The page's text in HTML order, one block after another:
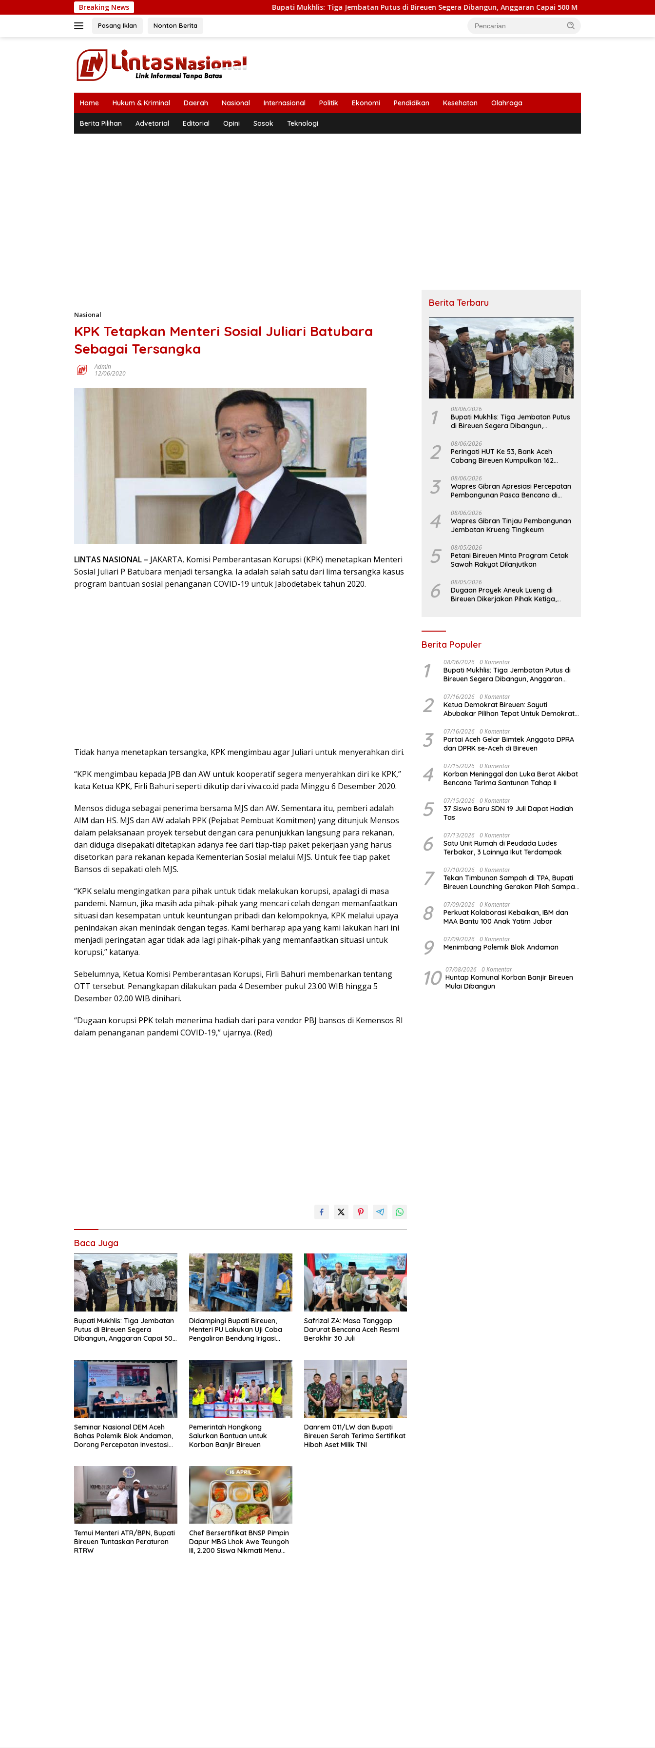
ke
Breaking News Bupati Mukhlis: Tiga Jembatan Putus di Bireuen Segera Dibangun, Anggaran Capai 500 M Peringati HUT Ke 53, Bank
Pasang Iklan Nonton Berita
Home Hukum & Kriminal Daerah Nasional Internasional Politik Ekonomi Pendidikan Kesehatan Olahraga
Berita Pilihan Advetorial Editorial Opini Sosok Teknologi
Nasional
KPK Tetapkan Menteri Sosial Juliari Batubara
Sebagai Tersangka
Admin
12/06/2020
LINTAS NASIONAL – JAKARTA, Komisi Pemberantasan Korupsi (KPK) menetapkan Menteri
Sosial Juliari P Batubara menjadi tersangka. Ia adalah salah satu dari lima tersangka kasus
program bantuan sosial penanganan COVID-19 untuk Jabodetabek tahun 2020.
Tidak hanya menetapkan tersangka, KPK mengimbau agar Juliari untuk menyerahkan diri.
“KPK mengimbau kepada JPB dan AW untuk kooperatif segera menyerahkan diri ke KPK,”
kata Ketua KPK, Firli Bahuri seperti dikutip dari viva.co.id pada Minggu 6 Desember 2020.
Mensos diduga sebagai penerima bersama MJS dan AW. Sementara itu, pemberi adalah
AIM dan HS. MJS dan AW adalah PPK (Pejabat Pembuat Komitmen) yang ditunjuk Mensos
dalam pelaksanaan proyek tersebut dengan cara penunjukkan langsung para rekanan,
dan diduga disepakati ditetapkan adanya fee dari tiap-tiap paket pekerjaan yang harus
disetorkan para rekanan kepada Kementerian Sosial melalui MJS. Untuk fee tiap paket
Bansos di sepakati oleh MJS.
“KPK selalu mengingatkan para pihak untuk tidak melakukan korupsi, apalagi di masa
pandemi. Namun, jika masih ada pihak-pihak yang mencari celah dengan memanfaatkan
situasi dan kesempatan untuk keuntungan pribadi dan kelompoknya, KPK melalui upaya
penindakan akan menindak dengan tegas. Kami berharap apa yang kami lakukan hari ini
menjadi peringatan agar tidak ada lagi pihak-pihak yang memanfaatkan situasi untuk
korupsi,” katanya.
Sebelumnya, Ketua Komisi Pemberantasan Korupsi, Firli Bahuri membenarkan tentang
OTT tersebut. Penangkapan dilakukan pada 4 Desember pukul 23.00 WIB hingga 5
Desember 02.00 WIB dinihari.
“Dugaan korupsi PPK telah menerima hadiah dari para vendor PBJ bansos di Kemensos RI
dalam penanganan pandemi COVID-19,” ujarnya. (Red)
Baca Juga
Bupati Mukhlis: Tiga Jembatan
Putus di Bireuen Segera
Dibangun, Anggaran Capai 500
Didampingi Bupati Bireuen,
Menteri PU Lakukan Uji Coba
Pengaliran Bendung Irigasi
Safrizal ZA: Masa Tanggap
Darurat Bencana Aceh Resmi
Berakhir 30 Juli
Seminar Nasional DEM Aceh
Bahas Polemik Blok Andaman,
Dorong Percepatan Investasi
Pemerintah Hongkong
Salurkan Bantuan untuk
Korban Banjir Bireuen
Danrem 011/LW dan Bupati
Bireuen Serah Terima Sertifikat
Hibah Aset Milik TNI
Temui Menteri ATR/BPN, Bupati
Bireuen Tuntaskan Peraturan
RTRW
Chef Bersertifikat BNSP Pimpin
Dapur MBG Lhok Awe Teungoh
III, 2.200 Siswa Nikmati Menu
Berita Terbaru
1 08/06/2026
Bupati Mukhlis: Tiga Jembatan Putus
di Bireuen Segera Dibangun,
2 08/06/2026
Peringati HUT Ke 53, Bank Aceh
Cabang Bireuen Kumpulkan 162
3 08/06/2026
Wapres Gibran Apresiasi Percepatan
Pembangunan Pasca Bencana di
4 08/06/2026
Wapres Gibran Tinjau Pembangunan
Jembatan Krueng Tingkeum
5 08/05/2026
Petani Bireuen Minta Program Cetak
Sawah Rakyat Dilanjutkan
6 08/05/2026
Dugaan Proyek Aneuk Lueng di
Bireuen Dikerjakan Pihak Ketiga,
Berita Populer
1 08/06/2026 0 Komentar
Bupati Mukhlis: Tiga Jembatan Putus di
Bireuen Segera Dibangun, Anggaran
2 07/16/2026 0 Komentar
Ketua Demokrat Bireuen: Sayuti
Abubakar Pilihan Tepat Untuk Demokrat
3 07/16/2026 0 Komentar
Partai Aceh Gelar Bimtek Anggota DPRA
dan DPRK se-Aceh di Bireuen
4 07/15/2026 0 Komentar
Korban Meninggal dan Luka Berat Akibat
Bencana Terima Santunan Tahap II
5 07/15/2026 0 Komentar
37 Siswa Baru SDN 19 Juli Dapat Hadiah
Tas
6 07/13/2026 0 Komentar
Satu Unit Rumah di Peudada Ludes
Terbakar, 3 Lainnya Ikut Terdampak
7 07/10/2026 0 Komentar
Tekan Timbunan Sampah di TPA, Bupati
Bireuen Launching Gerakan Pilah Sampah
8 07/09/2026 0 Komentar
Perkuat Kolaborasi Kebaikan, IBM dan
MAA Bantu 100 Anak Yatim Jabar
9 07/09/2026 0 Komentar
Menimbang Polemik Blok Andaman
10 07/08/2026 0 Komentar
Huntap Komunal Korban Banjir Bireuen
Mulai Dibangun